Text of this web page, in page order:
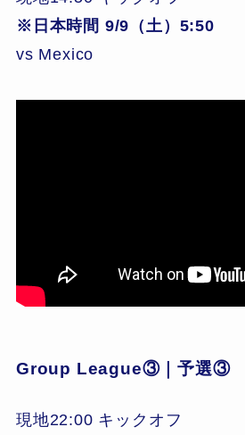
※日本時間 9/9（土）5:50
vs Mexico
Group League③｜予選③
現地22:00 キックオフ